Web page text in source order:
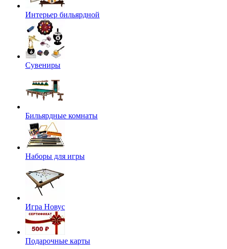
Интерьер бильярдной
Сувениры
Бильярдные комнаты
Наборы для игры
Игра Новус
Подарочные карты